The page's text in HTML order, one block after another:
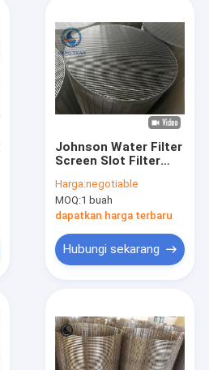
Johnson Water Filter
Screen Slot Filter
besar 5,8M Panjang
Harga:negotiable
MOQ:1 buah
dapatkan harga terbaru
Hubungi sekarang